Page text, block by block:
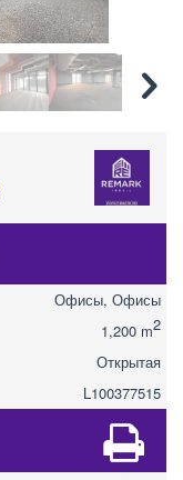
Офисы, Офисы
1,200 m2
Открытая
L100377515